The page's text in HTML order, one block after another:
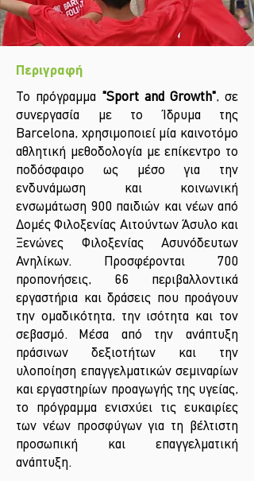
Περιγραφή
Το πρόγραμμα "Sport and Growth", σε
συνεργασία με το Ίδρυμα της
Barcelona, χρησιμοποιεί μία καινοτόμο
αθλητική μεθοδολογία με επίκεντρο το
ποδόσφαιρο ως μέσο για την
ενδυνάμωση και κοινωνική
ενσωμάτωση 900 παιδιών και νέων από
Δομές Φιλοξενίας Αιτούντων Άσυλο και
Ξενώνες Φιλοξενίας Ασυνόδευτων
Ανηλίκων. Προσφέρονται 700
προπονήσεις, 66 περιβαλλοντικά
εργαστήρια και δράσεις που προάγουν
την ομαδικότητα, την ισότητα και τον
σεβασμό.
Μέσα από την ανάπτυξη
πράσινων δεξιοτήτων και την
υλοποίηση επαγγελματικών σεμιναρίων
και εργαστηρίων προαγωγής της υγείας,
το πρόγραμμα ενισχύει τις ευκαιρίες
των νέων προσφύγων για τη βέλτιστη
προσωπική και επαγγελματική
ανάπτυξη.